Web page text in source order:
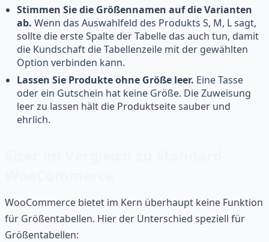
Stimmen Sie die Größennamen auf die Varianten
ab. Wenn das Auswahlfeld des Produkts S, M, L sagt,
sollte die erste Spalte der Tabelle das auch tun, damit
die Kundschaft die Tabellenzeile mit der gewählten
Option verbinden kann.
Lassen Sie Produkte ohne Größe leer. Eine Tasse
oder ein Gutschein hat keine Größe. Die Zuweisung
leer zu lassen hält die Produktseite sauber und
ehrlich.
WooCommerce bietet im Kern überhaupt keine Funktion
für Größentabellen. Hier der Unterschied speziell für
Größentabellen: